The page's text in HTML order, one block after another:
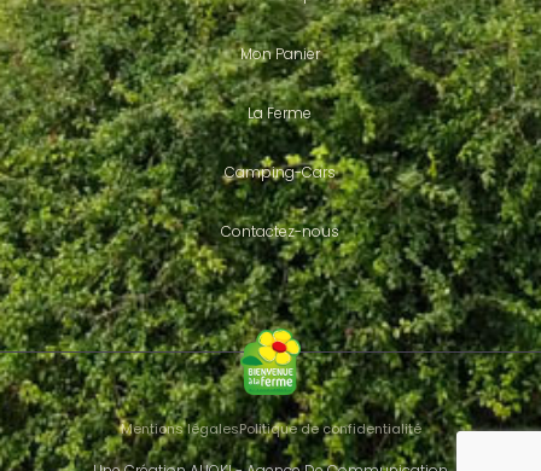
Mon Panier
La Ferme
Camping-Cars
Contactez-nous
Mentions légalesPolitique de confidentialité